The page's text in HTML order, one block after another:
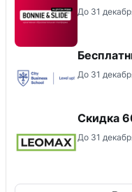
До 31
До 31
Скидка
До 31